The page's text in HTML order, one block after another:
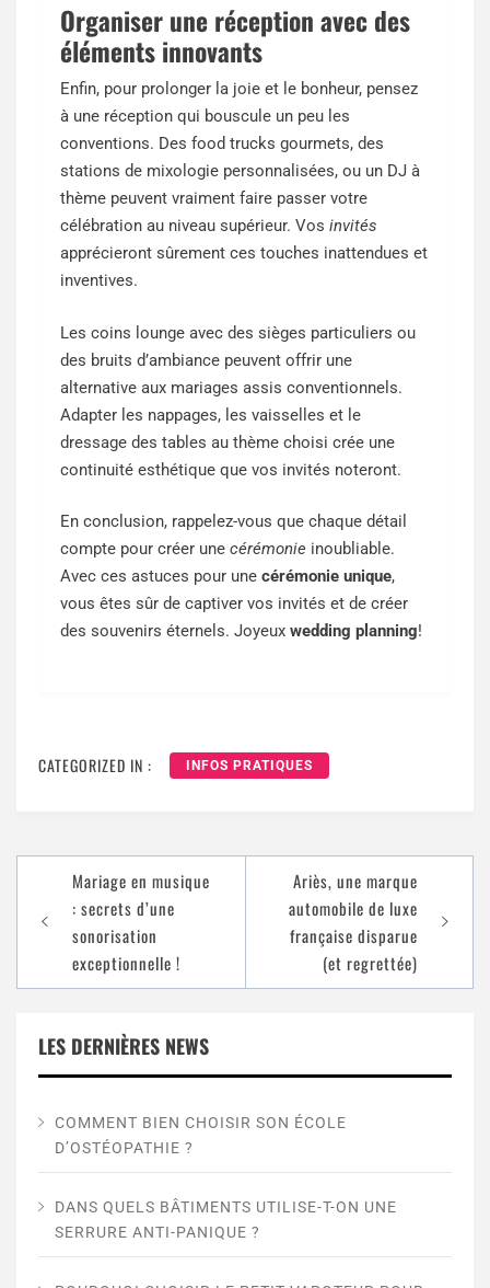
Organiser une réception avec des
éléments innovants
Enfin, pour prolonger la joie et le bonheur, pensez
à une réception qui bouscule un peu les
conventions. Des food trucks gourmets, des
stations de mixologie personnalisées, ou un DJ à
thème peuvent vraiment faire passer votre
célébration au niveau supérieur. Vos invités
apprécieront sûrement ces touches inattendues et
inventives.
Les coins lounge avec des sièges particuliers ou
des bruits d’ambiance peuvent offrir une
alternative aux mariages assis conventionnels.
Adapter les nappages, les vaisselles et le
dressage des tables au thème choisi crée une
continuité esthétique que vos invités noteront.
En conclusion, rappelez-vous que chaque détail
compte pour créer une cérémonie inoubliable.
Avec ces astuces pour une cérémonie unique,
vous êtes sûr de captiver vos invités et de créer
des souvenirs éternels. Joyeux wedding planning!
CATEGORIZED IN : INFOS PRATIQUES
Mariage en musique
: secrets d’une
sonorisation
exceptionnelle !
Ariès, une marque
automobile de luxe
française disparue
(et regrettée)
LES DERNIÈRES NEWS
COMMENT BIEN CHOISIR SON ÉCOLE
D’OSTÉOPATHIE ?
DANS QUELS BÂTIMENTS UTILISE-T-ON UNE
SERRURE ANTI-PANIQUE ?